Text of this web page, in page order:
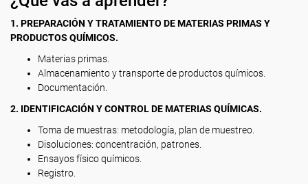
1. PREPARACIÓN Y TRATAMIENTO DE MATERIAS PRIMAS Y
PRODUCTOS QUÍMICOS.
Materias primas.
Almacenamiento y transporte de productos químicos.
Documentación.
2. IDENTIFICACIÓN Y CONTROL DE MATERIAS QUÍMICAS.
Toma de muestras: metodología, plan de muestreo.
Disoluciones: concentración, patrones.
Ensayos físico químicos.
Registro.